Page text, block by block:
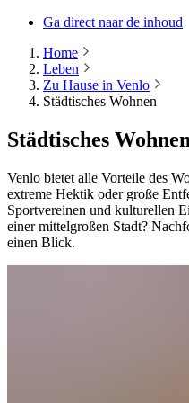
Ga direct naar de inhoud
Home
Leben
Zu Hause in Venlo
Städtisches Wohnen
Städtisches Wohnen
Venlo bietet alle Vorteile des
extreme Hektik oder große
Sportvereinen und kulturellen
einer mittelgroßen Stadt?
einen Blick.